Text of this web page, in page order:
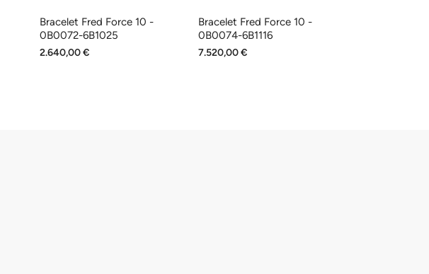
Bracelet Fred Force 10 -
0B0072-6B1025
2.640,00 €
Bracelet Fred Force 10 -
0B0074-6B1116
7.520,00 €